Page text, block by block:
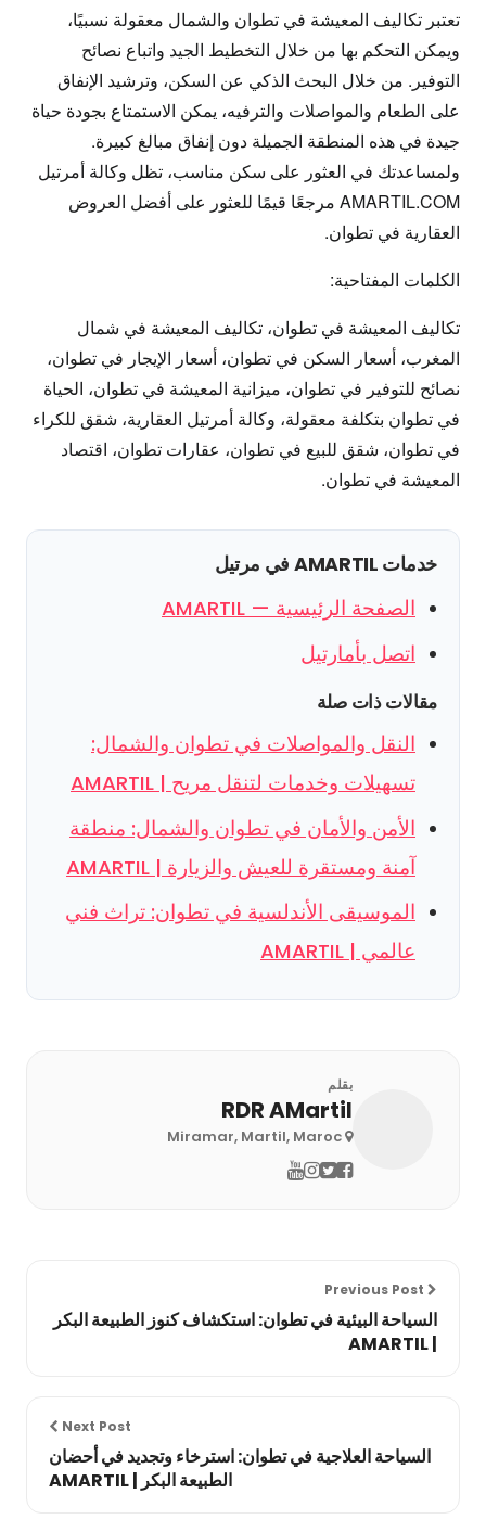
تعتبر تكاليف المعيشة في تطوان والشمال معقولة نسبيًا،
ويمكن التحكم بها من خلال التخطيط الجيد واتباع نصائح
التوفير. من خلال البحث الذكي عن السكن، وترشيد الإنفاق
على الطعام والمواصلات والترفيه، يمكن الاستمتاع بجودة حياة
جيدة في هذه المنطقة الجميلة دون إنفاق مبالغ كبيرة.
ولمساعدتك في العثور على سكن مناسب، تظل وكالة أمرتيل
AMARTIL.COM مرجعًا قيمًا للعثور على أفضل العروض
العقارية في تطوان.
الكلمات المفتاحية:
تكاليف المعيشة في تطوان، تكاليف المعيشة في شمال
المغرب، أسعار السكن في تطوان، أسعار الإيجار في تطوان،
نصائح للتوفير في تطوان، ميزانية المعيشة في تطوان، الحياة
في تطوان بتكلفة معقولة، وكالة أمرتيل العقارية، شقق للكراء
في تطوان، شقق للبيع في تطوان، عقارات تطوان، اقتصاد
المعيشة في تطوان.
خدمات AMARTIL في مرتيل
الصفحة الرئيسية — AMARTIL
اتصل بأمارتيل
مقالات ذات صلة
النقل والمواصلات في تطوان والشمال:
تسهيلات وخدمات لتنقل مريح | AMARTIL
الأمن والأمان في تطوان والشمال: منطقة
آمنة ومستقرة للعيش والزيارة | AMARTIL
الموسيقى الأندلسية في تطوان: تراث فني
عالمي | AMARTIL
بقلم
RDR AMartil
السياحة البيئية في تطوان: استكشاف كنوز الطبيعة البكر
| AMARTIL
Next Post
السياحة العلاجية في تطوان: استرخاء وتجديد في أحضان
الطبيعة البكر | AMARTIL